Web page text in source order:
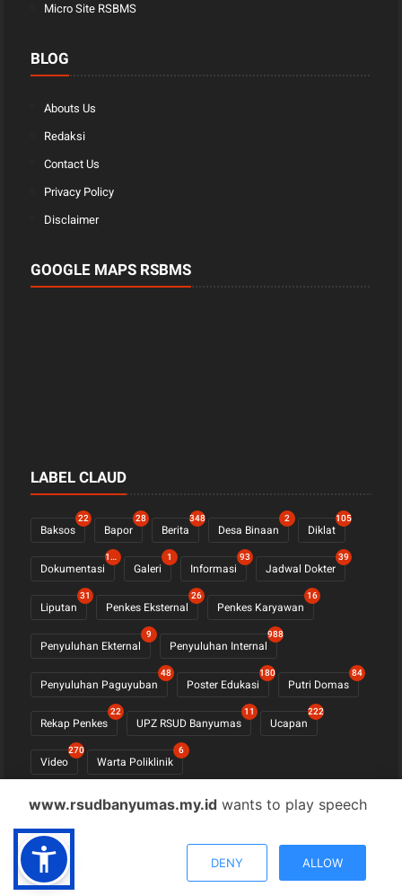
Micro Site RSBMS
BLOG
Abouts Us
Redaksi
Contact Us
Privacy Policy
Disclaimer
GOOGLE MAPS RSBMS
LABEL CLAUD
Baksos
22
Bapor
28
Berita
348
Desa Binaan
2
Diklat
105
Dokumentasi
1122
Galeri
1
Informasi
93
Jadwal Dokter
39
Liputan
31
Penkes Eksternal
26
Penkes Karyawan
16
Penyuluhan Ekternal
9
Penyuluhan Internal
988
Penyuluhan Paguyuban
48
Poster Edukasi
180
Putri Domas
84
Rekap Penkes
22
UPZ RSUD Banyumas
11
Ucapan
222
Video
270
Warta Poliklinik
6
www.rsudbanyumas.my.id wants to play speech
DENY ALLOW